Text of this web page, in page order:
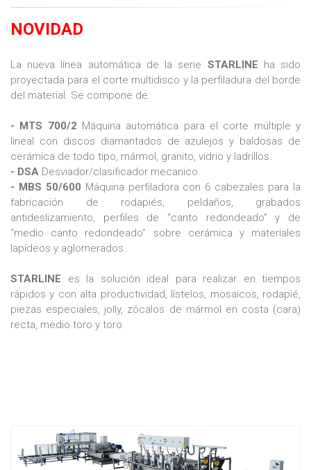
NOVIDAD
La nueva línea automática de la serie STARLINE ha sido
proyectada para el corte multidisco y la perfiladura del borde
del material. Se compone de:
- MTS 700/2 Máquina automática para el corte múltiple y
lineal con discos diamantados de azulejos y baldosas de
cerámica de todo tipo, mármol, granito, vidrio y ladrillos.
- DSA Desviador/clasificador mecanico.
- MBS 50/600 Máquina perfiladora con 6 cabezales para la
fabricación de rodapiés, peldaños, grabados
antideslizamiento, perfiles de “canto redondeado” y de
“medio canto redondeado” sobre cerámica y materiales
lapídeos y aglomerados.
STARLINE es la solución ideal para realizar en tiempos
rápidos y con alta productividad, lístelos, mosaicos, rodapié,
piezas especiales, jolly, zócalos de mármol en costa (cara)
recta, medio toro y toro.